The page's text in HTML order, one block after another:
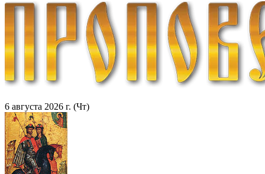
6 августа 2026 г. (Чт)